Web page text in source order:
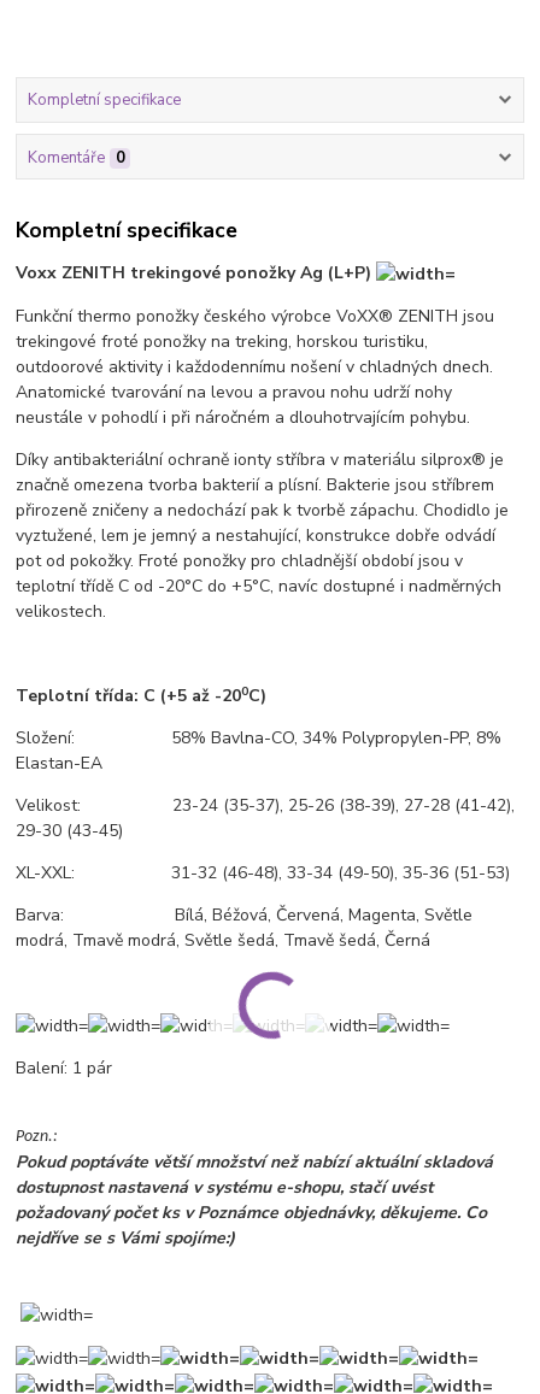
Kompletní specifikace
Komentáře 0
Kompletní specifikace
Voxx ZENITH trekingové ponožky Ag (L+P)
Funkční thermo ponožky českého výrobce VoXX® ZENITH jsou
trekingové froté ponožky na treking, horskou turistiku,
outdoorové aktivity i každodennímu nošení v chladných dnech.
Anatomické tvarování na levou a pravou nohu udrží nohy
neustále v pohodlí i při náročném a dlouhotrvajícím pohybu.
Díky antibakteriální ochraně ionty stříbra v materiálu silprox® je
značně omezena tvorba bakterií a plísní. Bakterie jsou stříbrem
přirozeně zničeny a nedochází pak k tvorbě zápachu. Chodidlo je
vyztužené, lem je jemný a nestahující, konstrukce dobře odvádí
pot od pokožky. Froté ponožky pro chladnější období jsou v
teplotní třídě C od -20°C do +5°C, navíc dostupné i nadměrných
velikostech.
Teplotní třída: C (+5 až -200C)
Složení: 58% Bavlna-CO, 34% Polypropylen-PP, 8%
Elastan-EA
Velikost: 23-24 (35-37), 25-26 (38-39), 27-28 (41-42),
29-30 (43-45)
XL-XXL: 31-32 (46-48), 33-34 (49-50), 35-36 (51-53)
Barva: Bílá, Béžová, Červená, Magenta, Světle
modrá, Tmavě modrá, Světle šedá, Tmavě šedá, Černá
Balení: 1 pár
Pozn.:
Pokud poptáváte větší množství než nabízí aktuální skladová
dostupnost nastavená v systému e-shopu, stačí uvést
požadovaný počet ks v Poznámce objednávky, děkujeme. Co
nejdříve se s Vámi spojíme:)